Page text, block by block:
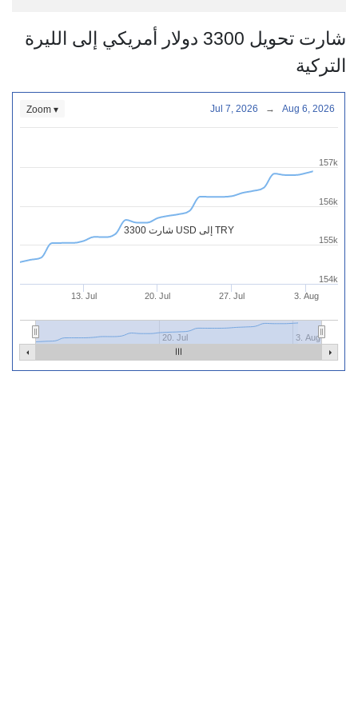
شارت تحويل 3300 دولار أمريكي إلى الليرة
التركية
شارت 3300 USD إلى TRY
13. Jul 20. Jul 27. Jul 3. Aug
20. Jul 3. Aug
154k
155k
156k
157k
Zoom ▾ Jul 7, 2026 → Aug 6, 2026